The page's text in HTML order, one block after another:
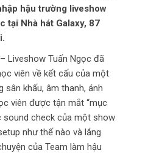
hậu trường liveshow
tại Nhà hát Galaxy, 87
Liveshow Tuấn Ngọc đã
viên về kết cấu của một
sân khấu, âm thanh, ánh
viên được tận mắt “mục
sound check của một show
như thế nào và lắng
của Team làm hậu